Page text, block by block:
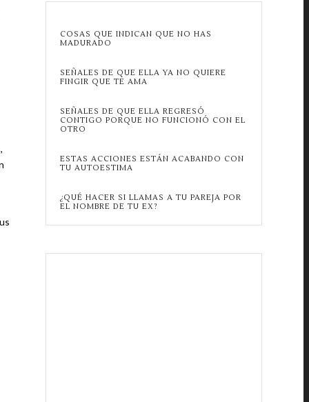
COSAS QUE INDICAN QUE NO HAS
MADURADO
SEÑALES DE QUE ELLA YA NO QUIERE
FINGIR QUE TE AMA
SEÑALES DE QUE ELLA REGRESÓ
CONTIGO PORQUE NO FUNCIONÓ CON EL
OTRO
ESTAS ACCIONES ESTÁN ACABANDO CON
TU AUTOESTIMA
¿QUÉ HACER SI LLAMAS A TU PAREJA POR
EL NOMBRE DE TU EX?